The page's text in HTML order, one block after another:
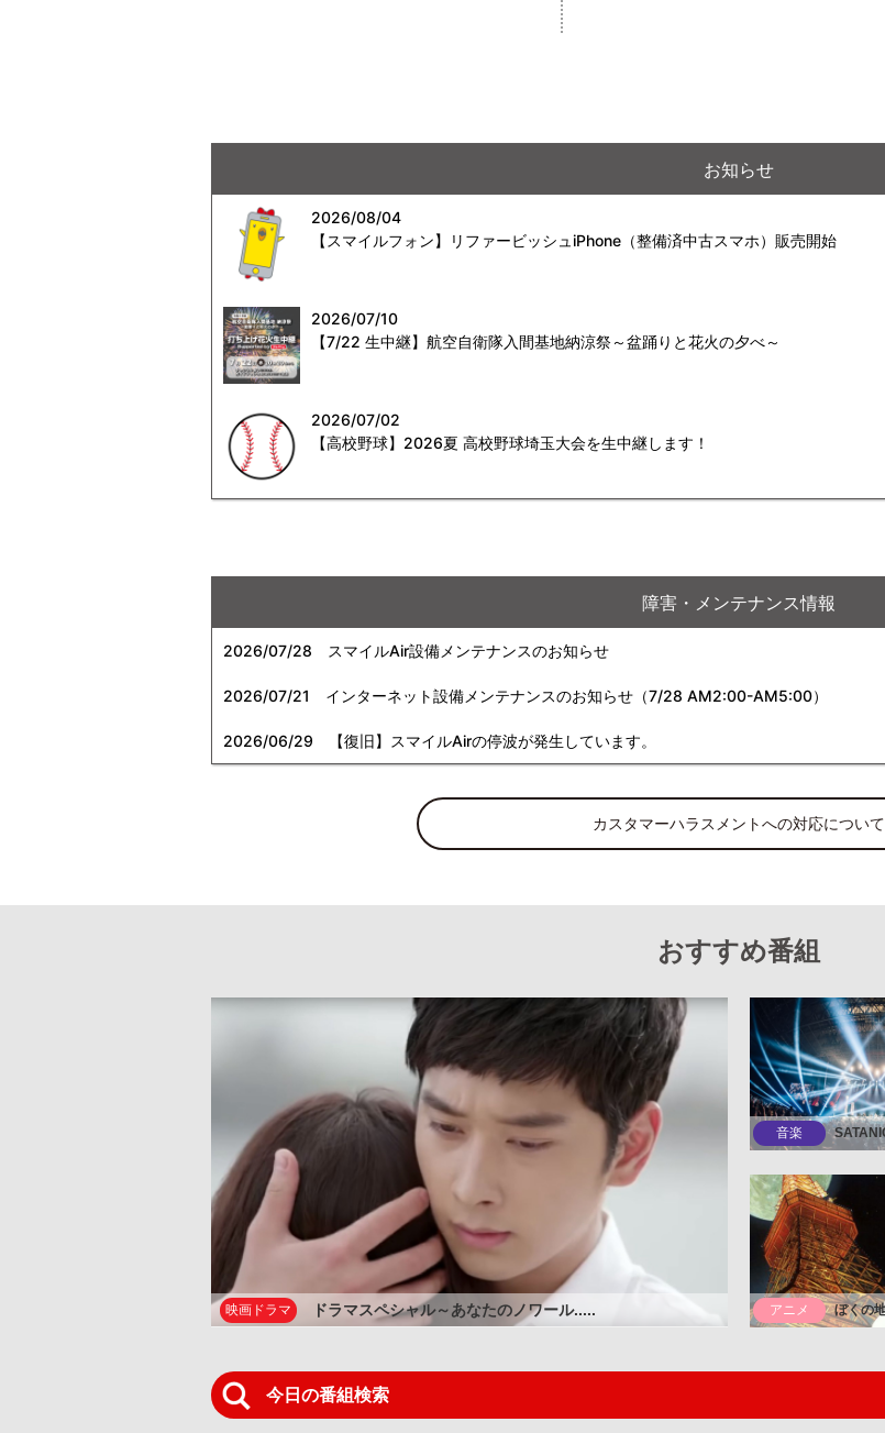
お知らせ
2026/08/04
【スマイルフォン】リファービッシュiPhone（整備済中古スマホ）販売開始
2026/07/10
【7/22 生中継】航空自衛隊入間基地納涼祭～盆踊りと花火の夕べ～
2026/07/02
【高校野球】2026夏 高校野球埼玉大会を生中継します！
障害・メンテナンス情報
2026/07/28 スマイルAir設備メンテナンスのお知らせ
2026/07/21 インターネット設備メンテナンスのお知らせ（7/28 AM2:00-AM5:00）
2026/06/29 【復旧】スマイルAirの停波が発生しています。
カスタマーハラスメントへの対応について
おすすめ番組